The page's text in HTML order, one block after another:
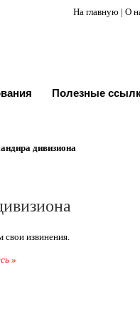
На главную | О
Полезные
дивизиона
свои извинения.
»